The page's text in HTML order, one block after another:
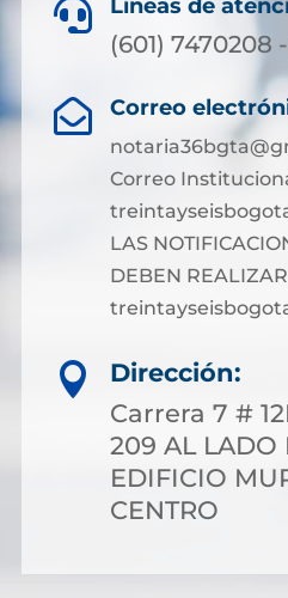
 Líneas de
(601) 7470208
 Correo
Correo
LAS
DEBEN

Dirección:
Carrera 7 #
209 AL LADO
EDIFICIO
CENTRO